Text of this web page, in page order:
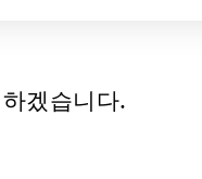
겠습니다.